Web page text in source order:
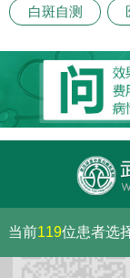
白斑自测
当前119位患者选